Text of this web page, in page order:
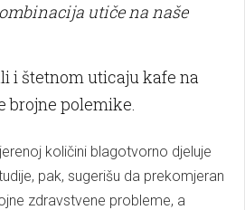
utiče na naše
i štetnom uticaju kafe na
brojne polemike.
količini blagotvorno djeluje
pak, sugerišu da prekomjeran
zdravstvene probleme, a